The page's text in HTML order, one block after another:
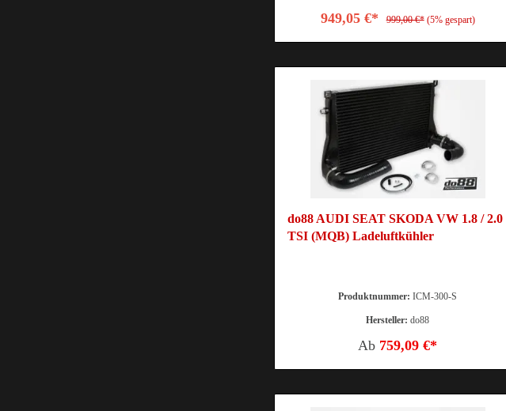
949,05 €* 999,00 €* (5% gespart)
do88 AUDI SEAT SKODA VW 1.8 / 2.0
TSI (MQB) Ladeluftkühler
Produktnummer:ICM-300-S
Hersteller:do88
Ab 759,09 €*